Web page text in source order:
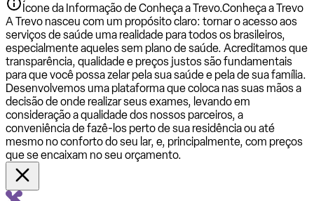
Ícone da Informação de Conheça a Trevo.Conheça a Trevo
A Trevo nasceu com um propósito claro: tornar o acesso aos
serviços de saúde uma realidade para todos os brasileiros,
especialmente aqueles sem plano de saúde. Acreditamos que
transparência, qualidade e preços justos são fundamentais
para que você possa zelar pela sua saúde e pela de sua família.
Desenvolvemos uma plataforma que coloca nas suas mãos a
decisão de onde realizar seus exames, levando em
consideração a qualidade dos nossos parceiros, a
conveniência de fazê-los perto de sua residência ou até
mesmo no conforto do seu lar, e, principalmente, com preços
que se encaixam no seu orçamento.